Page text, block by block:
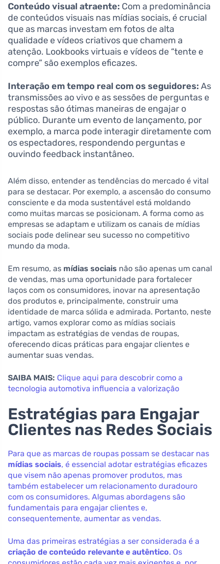
Conteúdo visual atraente: Com a predominância
de conteúdos visuais nas mídias sociais, é crucial
que as marcas investam em fotos de alta
qualidade e vídeos criativos que chamem a
atenção. Lookbooks virtuais e vídeos de “tente e
compre” são exemplos eficazes.
Interação em tempo real com os seguidores: As
transmissões ao vivo e as sessões de perguntas e
respostas são ótimas maneiras de engajar o
público. Durante um evento de lançamento, por
exemplo, a marca pode interagir diretamente com
os espectadores, respondendo perguntas e
ouvindo feedback instantâneo.
Além disso, entender as tendências do mercado é vital
para se destacar. Por exemplo, a ascensão do consumo
consciente e da moda sustentável está moldando
como muitas marcas se posicionam. A forma como as
empresas se adaptam e utilizam os canais de mídias
sociais pode delinear seu sucesso no competitivo
mundo da moda.
Em resumo, as mídias sociais não são apenas um canal
de vendas, mas uma oportunidade para fortalecer
laços com os consumidores, inovar na apresentação
dos produtos e, principalmente, construir uma
identidade de marca sólida e admirada. Portanto, neste
artigo, vamos explorar como as mídias sociais
impactam as estratégias de vendas de roupas,
oferecendo dicas práticas para engajar clientes e
aumentar suas vendas.
SAIBA MAIS: Clique aqui para descobrir como a
tecnologia automotiva influencia a valorização
Estratégias para Engajar
Clientes nas Redes Sociais
Para que as marcas de roupas possam se destacar nas
mídias sociais, é essencial adotar estratégias eficazes
que visem não apenas promover produtos, mas
também estabelecer um relacionamento duradouro
com os consumidores. Algumas abordagens são
fundamentais para engajar clientes e,
consequentemente, aumentar as vendas.
Uma das primeiras estratégias a ser considerada é a
criação de conteúdo relevante e autêntico. Os